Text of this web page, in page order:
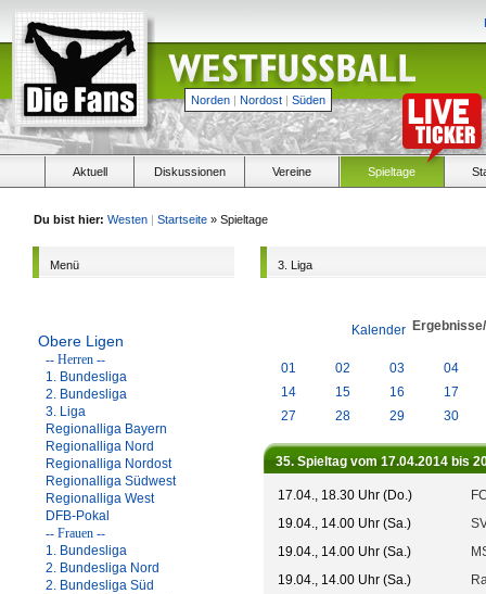
Norden | Nordost | Süden
Aktuell Diskussionen Vereine Spieltage
Du bist hier: Westen | Startseite » Spieltage
Menü
Obere Ligen
-- Herren --
1. Bundesliga
2. Bundesliga
3. Liga
Regionalliga Bayern
Regionalliga Nord
Regionalliga Nordost
Regionalliga Südwest
Regionalliga West
DFB-Pokal
-- Frauen --
1. Bundesliga
2. Bundesliga Nord
2. Bundesliga Süd
3. Liga
Kalender
01 02 03
04
14
15 16
17
27
28 29 30
35. Spieltag vom 17.04.2014 bis
17.04., 18.30 Uhr (Do.)
19.04., 14.00 Uhr (Sa.)
19.04., 14.00 Uhr (Sa.)
19.04., 14.00 Uhr (Sa.)